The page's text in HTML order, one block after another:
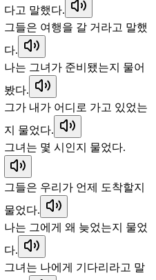
다고 말했다.
그들은 여행을 갈 거라고 말했
다.
나는 그녀가 준비됐는지 물어
봤다.
그가 내가 어디로 가고 있었는
지 물었다.
그녀는 몇 시인지 물었다.
그들은 우리가 언제 도착할지
물었다.
나는 그에게 왜 늦었는지 물었
다.
그녀는 나에게 기다리라고 말